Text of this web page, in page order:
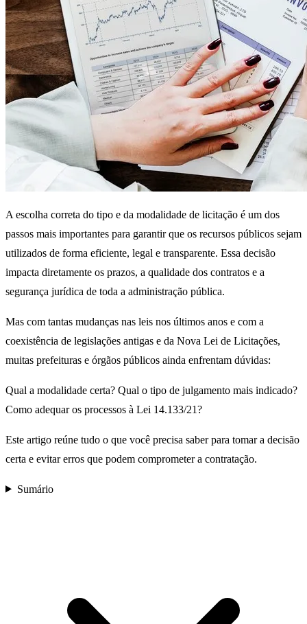
A escolha correta do tipo e da modalidade de licitação é um dos
passos mais importantes para garantir que os recursos públicos sejam
utilizados de forma eficiente, legal e transparente. Essa decisão
impacta diretamente os prazos, a qualidade dos contratos e a
segurança jurídica de toda a administração pública.
Mas com tantas mudanças nas leis nos últimos anos e com a
coexistência de legislações antigas e da Nova Lei de Licitações,
muitas prefeituras e órgãos públicos ainda enfrentam dúvidas:
Qual a modalidade certa? Qual o tipo de julgamento mais indicado?
Como adequar os processos à Lei 14.133/21?
Este artigo reúne tudo o que você precisa saber para tomar a decisão
certa e evitar erros que podem comprometer a contratação.
Sumário